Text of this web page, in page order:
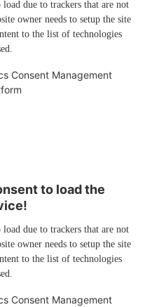
due to trackers that are not
owner needs to setup the site
to the list of technologies
Consent Management
to load the
due to trackers that are not
owner needs to setup the site
to the list of technologies
Consent Management